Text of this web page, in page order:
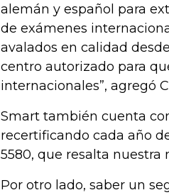
alemán y español para
de exámenes
avalados en calidad
centro autorizado para
internacionales”, agregó
Smart también cuenta
recertificando cada año
5580, que resalta nuestra
Por otro lado, saber un